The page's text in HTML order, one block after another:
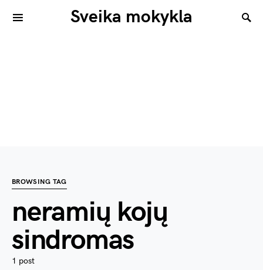
Sveika mokykla
BROWSING TAG
neramių kojų
sindromas
1 post